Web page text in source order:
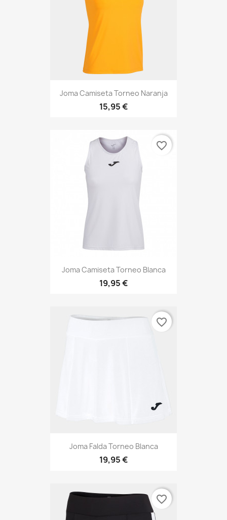
Joma Camiseta Torneo Naranja
15,95 €
Joma Camiseta Torneo Blanca
19,95 €
favorite_border
Joma Falda Torneo Blanca
19,95 €
favorite_border
favorite_border